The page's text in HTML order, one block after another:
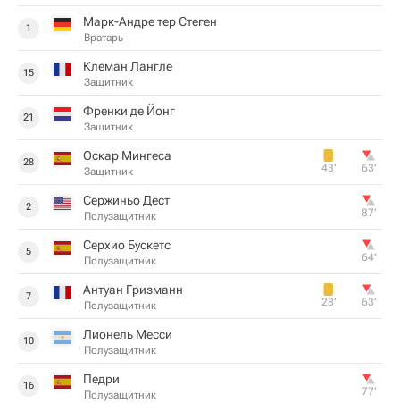
1 Марк-Андре тер Стеген
Вратарь
15 Клеман Лангле
Защитник
21 Френки де Йонг
Защитник
28 Оскар Мингеса
Защитник 43‎’‎ 63‎’‎
2 Сержиньо Дест
Полузащитник 87‎’‎
5 Серхио Бускетс
Полузащитник 64‎’‎
7 Антуан Гризманн
Полузащитник 28‎’‎ 63‎’‎
10 Лионель Месси
Полузащитник
16 Педри
Полузащитник 77‎’‎